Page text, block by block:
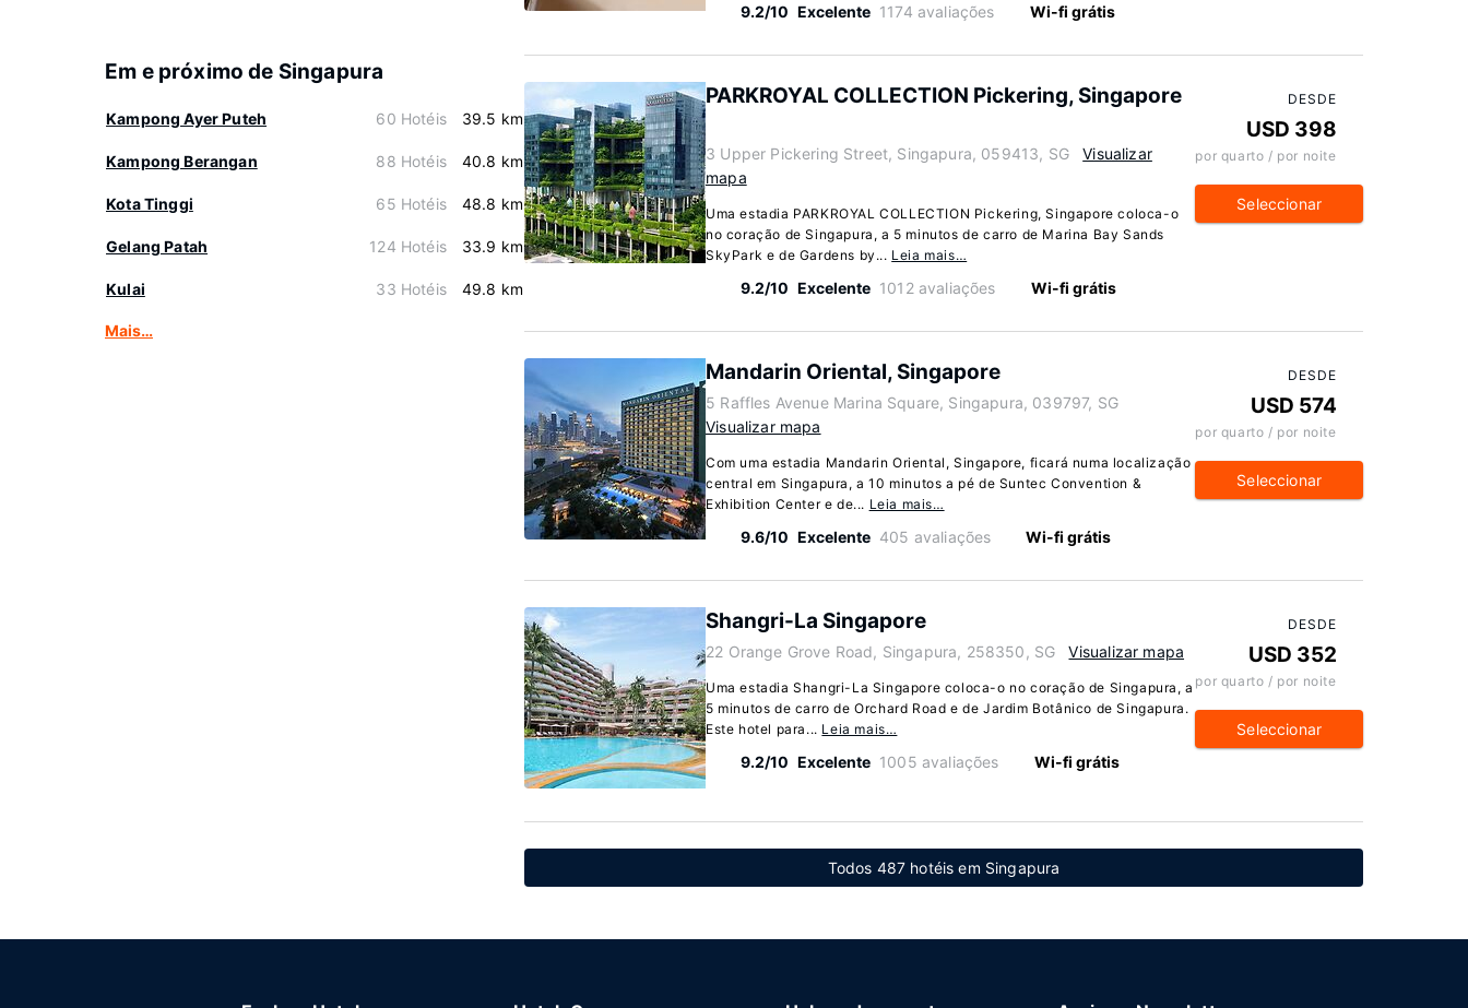
Em e próximo de Singapura
Kampong Ayer Puteh 60 Hotéis 39.5 km
Kampong Berangan 88 Hotéis 40.8 km
Kota Tinggi 65 Hotéis 48.8 km
Gelang Patah 124 Hotéis 33.9 km
Kulai 33 Hotéis 49.8 km
Mais…
9.2/10 Excelente 1174 avaliações Wi-fi grátis
PARKROYAL COLLECTION Pickering, Singapore
3 Upper Pickering Street, Singapura, 059413, SG
Visualizar
mapa
Uma estadia PARKROYAL COLLECTION Pickering, Singapore coloca-o
no coração de Singapura, a 5 minutos de carro de Marina Bay Sands
SkyPark e de Gardens by... Leia mais…
9.2/10 Excelente 1012 avaliações Wi-fi grátis
DESDE
USD 398
por quarto / por noite
Seleccionar
Mandarin Oriental, Singapore
5 Raffles Avenue Marina Square, Singapura, 039797, SG
Visualizar mapa
Com uma estadia Mandarin Oriental, Singapore, ficará numa localização
central em Singapura, a 10 minutos a pé de Suntec Convention &
Exhibition Center e de... Leia mais…
9.6/10 Excelente 405 avaliações Wi-fi grátis
DESDE
USD 574
por quarto / por noite
Seleccionar
Shangri-La Singapore
22 Orange Grove Road, Singapura, 258350, SG Visualizar mapa
Uma estadia Shangri-La Singapore coloca-o no coração de Singapura, a
5 minutos de carro de Orchard Road e de Jardim Botânico de Singapura.
Este hotel para... Leia mais…
9.2/10 Excelente 1005 avaliações Wi-fi grátis
DESDE
USD 352
por quarto / por noite
Seleccionar
Todos 487 hotéis em Singapura